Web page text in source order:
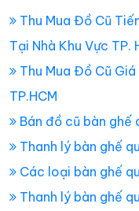
Thu Mua Đồ Cũ
Tại Nhà Khu Vực TP.
Thu Mua Đồ Cũ
TP.HCM
Bán đồ cũ bàn ghế
Thanh lý bàn ghế
Các loại bàn ghế
Thanh lý bàn ghế